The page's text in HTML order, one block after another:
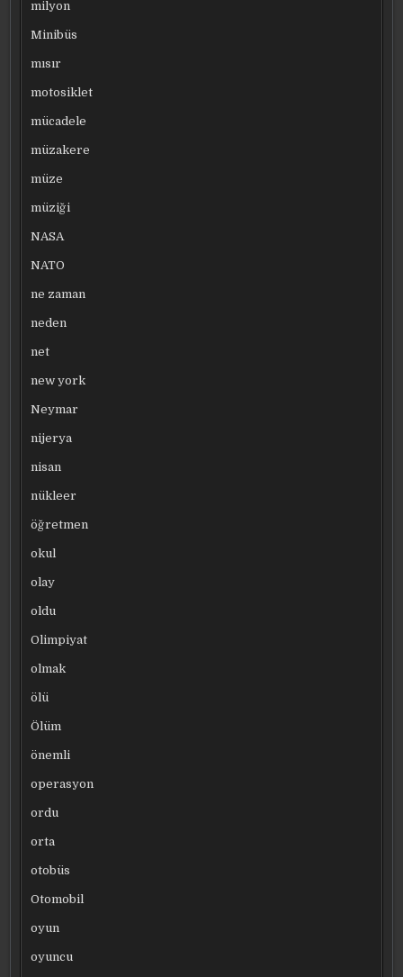
milyon
Minibüs
mısır
motosiklet
mücadele
müzakere
müze
müziği
NASA
NATO
ne zaman
neden
net
new york
Neymar
nijerya
nisan
nükleer
öğretmen
okul
olay
oldu
Olimpiyat
olmak
ölü
Ölüm
önemli
operasyon
ordu
orta
otobüs
Otomobil
oyun
oyuncu